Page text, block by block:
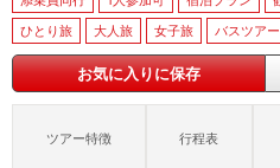
ひとり旅
大人旅 女子旅 バスツアー
お気に入りに保存
ツアー特徴 行程表